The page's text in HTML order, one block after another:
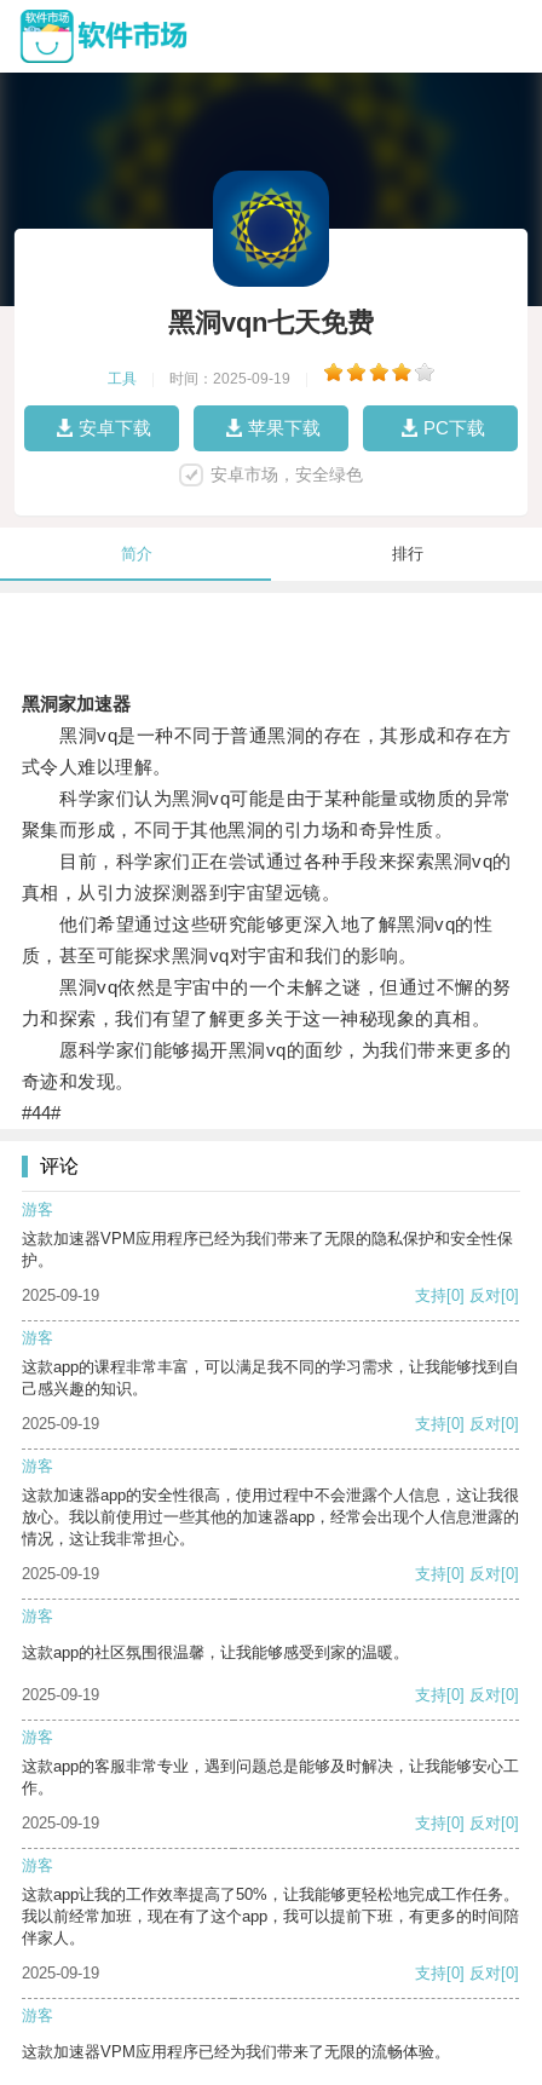
黑洞vqn七天免费
工具 时间：2025-09-19
安卓下载 苹果下载 PC下载
安卓市场，安全绿色
简介 排行
黑洞家加速器
黑洞vq是一种不同于普通黑洞的存在，其形成和存在方
式令人难以理解。
科学家们认为黑洞vq可能是由于某种能量或物质的异常
聚集而形成，不同于其他黑洞的引力场和奇异性质。
目前，科学家们正在尝试通过各种手段来探索黑洞vq的
真相，从引力波探测器到宇宙望远镜。
他们希望通过这些研究能够更深入地了解黑洞vq的性
质，甚至可能探求黑洞vq对宇宙和我们的影响。
黑洞vq依然是宇宙中的一个未解之谜，但通过不懈的努
力和探索，我们有望了解更多关于这一神秘现象的真相。
愿科学家们能够揭开黑洞vq的面纱，为我们带来更多的
奇迹和发现。
#44#
评论
游客
这款加速器VPM应用程序已经为我们带来了无限的隐私保护和安全性保
护。
2025-09-19
支持[0] 反对[0]
游客
这款app的课程非常丰富，可以满足我不同的学习需求，让我能够找到自
己感兴趣的知识。
2025-09-19
支持[0] 反对[0]
游客
这款加速器app的安全性很高，使用过程中不会泄露个人信息，这让我很
放心。我以前使用过一些其他的加速器app，经常会出现个人信息泄露的
情况，这让我非常担心。
2025-09-19
支持[0] 反对[0]
游客
这款app的社区氛围很温馨，让我能够感受到家的温暖。
2025-09-19 支持[0] 反对[0]
游客
这款app的客服非常专业，遇到问题总是能够及时解决，让我能够安心工
作。
2025-09-19
支持[0] 反对[0]
游客
这款app让我的工作效率提高了50%，让我能够更轻松地完成工作任务。
我以前经常加班，现在有了这个app，我可以提前下班，有更多的时间陪
伴家人。
2025-09-19
支持[0] 反对[0]
游客
这款加速器VPM应用程序已经为我们带来了无限的流畅体验。